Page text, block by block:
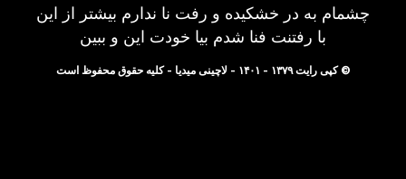
چشمام به در خشکیده و رفت نا ندارم بیشتر از این
با رفتنت فنا شدم بیا خودت این و ببین
© کپی رایت ۱۳۷۹ - ۱۴۰۱ - لاچینی میدیا - کلیه حقوق محفوظ است